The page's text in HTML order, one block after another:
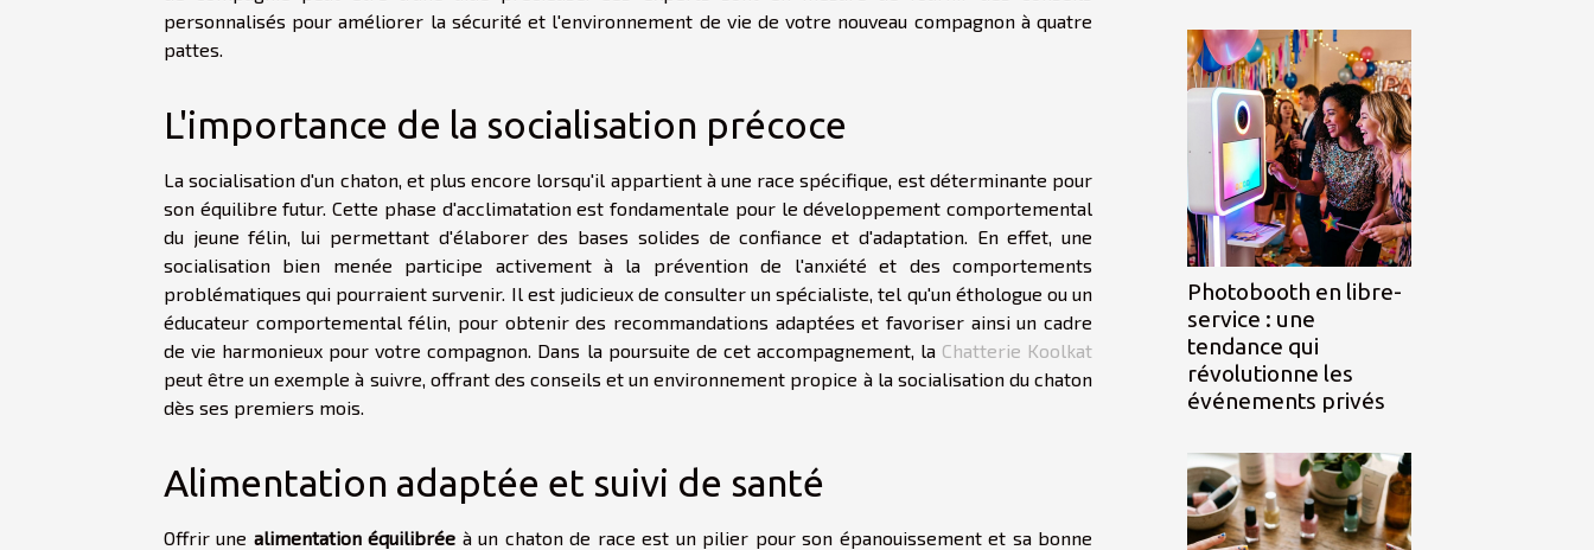
personnalisés pour améliorer la sécurité et l'environnement de vie de votre nouveau compagnon à quatre
pattes.
L'importance de la socialisation précoce
La socialisation d'un chaton, et plus encore lorsqu'il appartient à une race spécifique, est déterminante pour
son équilibre futur. Cette phase d'acclimatation est fondamentale pour le développement comportemental
du jeune félin, lui permettant d'élaborer des bases solides de confiance et d'adaptation. En effet, une
socialisation bien menée participe activement à la prévention de l'anxiété et des comportements
problématiques qui pourraient survenir. Il est judicieux de consulter un spécialiste, tel qu'un éthologue ou un
éducateur comportemental félin, pour obtenir des recommandations adaptées et favoriser ainsi un cadre
de vie harmonieux pour votre compagnon. Dans la poursuite de cet accompagnement, la Chatterie Koolkat
peut être un exemple à suivre, offrant des conseils et un environnement propice à la socialisation du chaton
dès ses premiers mois.
Alimentation adaptée et suivi de santé
Offrir une alimentation équilibrée à un chaton de race est un pilier pour son épanouissement et sa bonne
Photobooth en libre-
service : une
tendance qui
révolutionne les
événements privés